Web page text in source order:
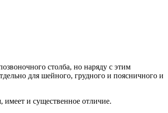
столба, но наряду с этим
для шейного, грудного и поясничного и
имеет и существенное отличие.